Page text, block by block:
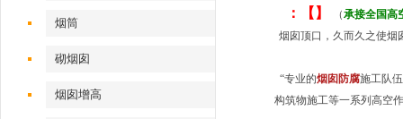
烟筒
砌烟囱
烟囱增高
：【】 （承接全国高
烟囱顶口，久而久之使烟
“专业的烟囱防腐施工队
构筑物施工等一系列高空